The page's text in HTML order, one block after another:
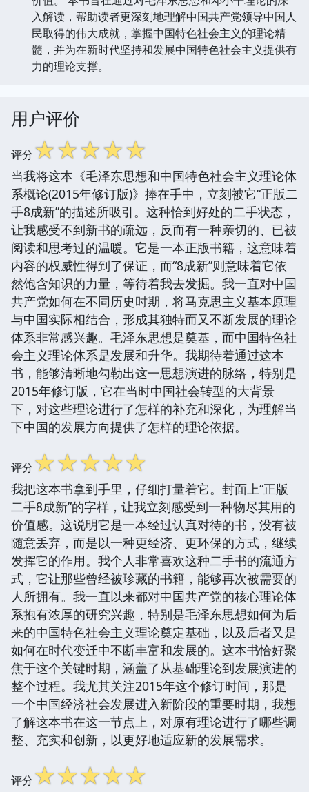
入解读，帮助读者更深刻地理解中国共产党领导中国人
民取得的伟大成就，掌握中国特色社会主义的理论精
髓，并为在新时代坚持和发展中国特色社会主义提供有
力的理论支撑。
用户评价
评分☆☆☆☆☆
当我将这本《毛泽东思想和中国特色社会主义理论体
系概论(2015年修订版)》捧在手中，立刻被它“正版二
手8成新”的描述所吸引。这种恰到好处的二手状态，
让我感受不到新书的疏远，反而有一种亲切的、已被
阅读和思考过的温暖。它是一本正版书籍，这意味着
内容的权威性得到了保证，而“8成新”则意味着它依
然饱含知识的力量，等待着我去发掘。我一直对中国
共产党如何在不同历史时期，将马克思主义基本原理
与中国实际相结合，形成其独特而又不断发展的理论
体系非常感兴趣。毛泽东思想是奠基，而中国特色社
会主义理论体系是发展和升华。我期待着通过这本
书，能够清晰地勾勒出这一思想演进的脉络，特别是
2015年修订版，它在当时中国社会转型的大背景
下，对这些理论进行了怎样的补充和深化，为理解当
下中国的发展方向提供了怎样的理论依据。
评分☆☆☆☆☆
我把这本书拿到手里，仔细打量着它。封面上“正版
二手8成新”的字样，让我立刻感受到一种物尽其用的
价值感。这说明它是一本经过认真对待的书，没有被
随意丢弃，而是以一种更经济、更环保的方式，继续
发挥它的作用。我个人非常喜欢这种二手书的流通方
式，它让那些曾经被珍藏的书籍，能够再次被需要的
人所拥有。我一直以来都对中国共产党的核心理论体
系抱有浓厚的研究兴趣，特别是毛泽东思想如何为后
来的中国特色社会主义理论奠定基础，以及后者又是
如何在时代变迁中不断丰富和发展的。这本书恰好聚
焦于这个关键时期，涵盖了从基础理论到发展演进的
整个过程。我尤其关注2015年这个修订时间，那是
一个中国经济社会发展进入新阶段的重要时期，我想
了解这本书在这一节点上，对原有理论进行了哪些调
整、充实和创新，以更好地适应新的发展需求。
评分☆☆☆☆☆